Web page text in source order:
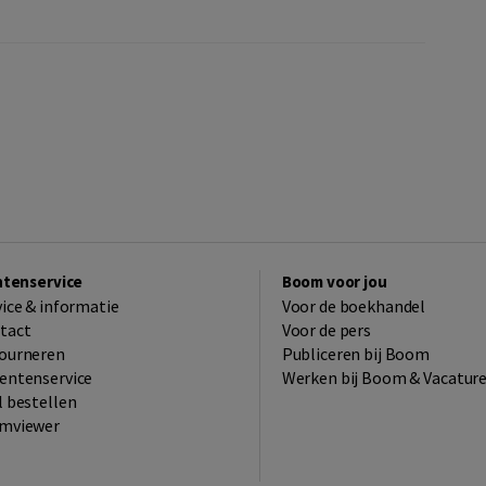
& informatie
bestellen
Boom voor jou
Voor de boekhandel
Voor de pers
Publiceren bij Boom
Werken bij Boom &